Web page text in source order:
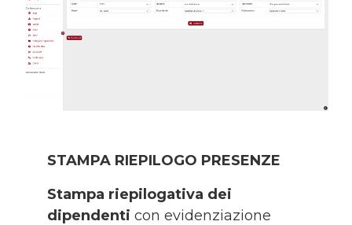
STAMPA RIEPILOGO PRESENZE
Stampa riepilogativa dei
dipendenti con evidenziazione